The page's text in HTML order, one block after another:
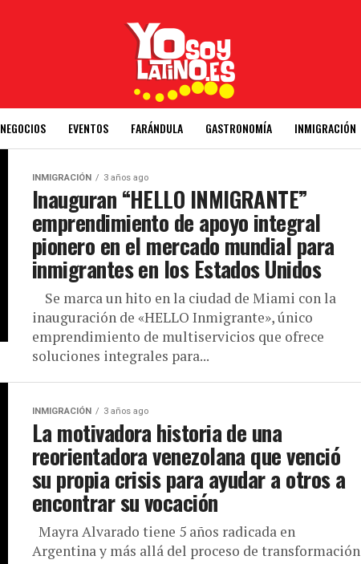
NEGOCIOS EVENTOS FARÁNDULA GASTRONOMÍA INMIGRACIÓN
INMIGRACIÓN 3 años ago
Inauguran “HELLO INMIGRANTE”
emprendimiento de apoyo integral
pionero en el mercado mundial para
inmigrantes en los Estados Unidos
Se marca un hito en la ciudad de Miami con la
inauguración de «HELLO Inmigrante», único
emprendimiento de multiservicios que ofrece
soluciones integrales para...
INMIGRACIÓN 3 años ago
La motivadora historia de una
reorientadora venezolana que venció
su propia crisis para ayudar a otros a
encontrar su vocación
Mayra Alvarado tiene 5 años radicada en
Argentina y más allá del proceso de transformación